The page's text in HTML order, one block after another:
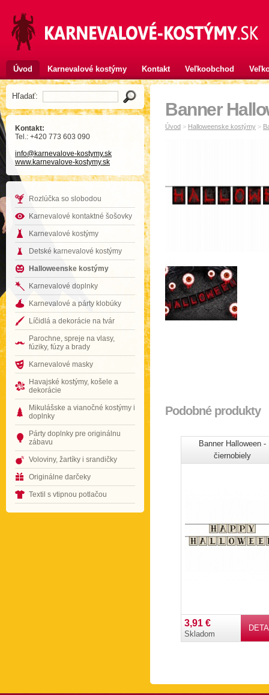
Úvod Karnevalové kostýmy Kontakt Veľkoobchod
Hľadať:
Kontakt:
Tel.: +420 773 603 090
info@karnevalove-kostymy.sk
www.karnevalove-kostymy.sk
Rozlúčka so slobodou
Karnevalové kontaktné šošovky
Karnevalové kostýmy
Detské karnevalové kostýmy
Halloweenske kostýmy
Karnevalové doplnky
Karnevalové a párty klobúky
Líčidlá a dekorácie na tvár
Parochne, spreje na vlasy,
fúziky, fúzy a brady
Karnevalové masky
Havajské kostýmy, košele a
dekorácie
Mikulášske a vianočné kostýmy i
doplnky
Párty doplnky pre originálnu
zábavu
Voloviny, žartíky i srandičky
Originálne darčeky
Textil s vtipnou potlačou
Banner
Úvod > Halloweenske kostýmy >
Podobné produkty
Banner Halloween -
čiernobiely
3,91 €
Skladom